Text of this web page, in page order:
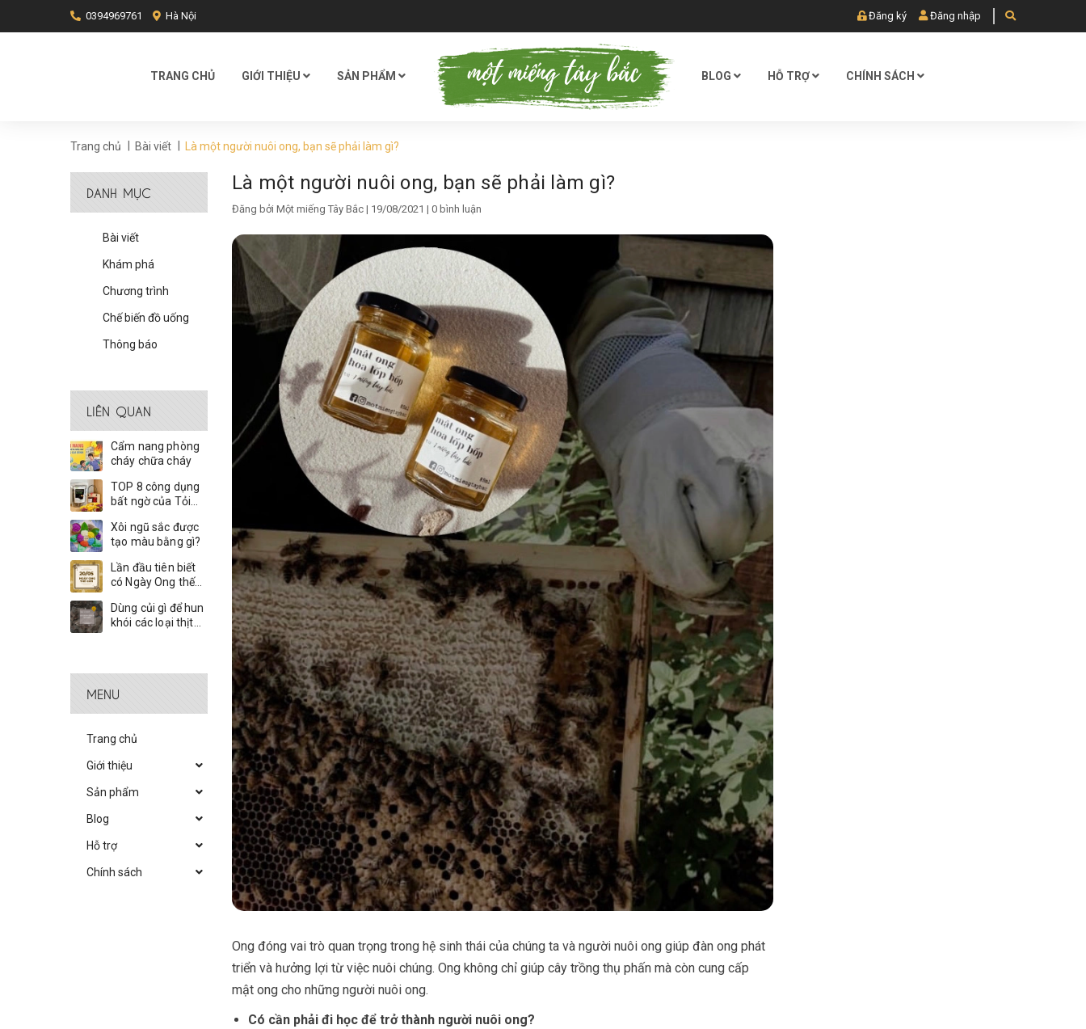
0394969761 Hà Nội Đăng ký Đăng nhập
TRANG CHỦ GIỚI THIỆU SẢN PHẨM BLOG HỖ TRỢ CHÍNH SÁCH
Trang chủ Bài viết Là một người nuôi ong, bạn sẽ phải làm gì?
Là một người nuôi ong, bạn sẽ phải làm gì?
Đăng bởi Một miếng Tây Bắc | 19/08/2021 | 0 bình luận
Ong đóng vai trò quan trọng trong hệ sinh thái của chúng ta và người nuôi ong giúp đàn ong phát
triển và hưởng lợi từ việc nuôi chúng. Ong không chỉ giúp cây trồng thụ phấn mà còn cung cấp
mật ong cho những người nuôi ong.
Có cần phải đi học để trở thành người nuôi ong?
DANH MỤC
Bài viết
Khám phá
Chương trình
Chế biến đồ uống
Thông báo
LIÊN QUAN
Cẩm nang phòng
cháy chữa cháy
TOP 8 công dụng
bất ngờ của Tỏi
Xôi ngũ sắc được
tạo màu bằng gì?
Lần đầu tiên biết
có Ngày Ong thế
Dùng củi gì để hun
khói các loại thịt
MENU
Trang chủ
Giới thiệu
Sản phẩm
Blog
Hỗ trợ
Chính sách